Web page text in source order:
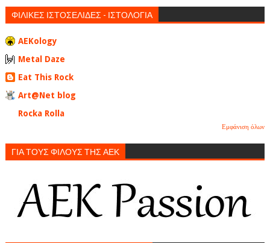
ΦΙΛΙΚΕΣ ΙΣΤΟΣΕΛΙΔΕΣ - ΙΣΤΟΛΟΓΙΑ
AEKology
Metal Daze
Eat This Rock
Art@Net blog
Rocka Rolla
Εμφάνιση όλων
ΓΙΑ ΤΟΥΣ ΦΙΛΟΥΣ ΤΗΣ ΑΕΚ